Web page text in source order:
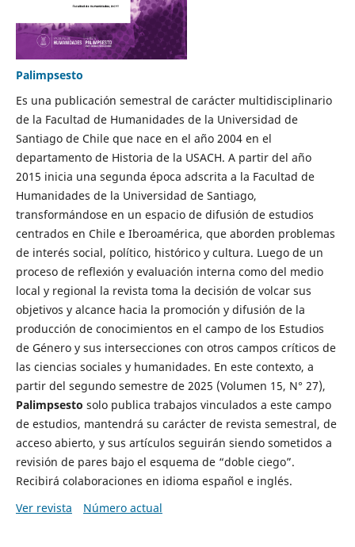
Palimpsesto
Es una publicación semestral de carácter multidisciplinario
de la Facultad de Humanidades de la Universidad de
Santiago de Chile que nace en el año 2004 en el
departamento de Historia de la USACH. A partir del año
2015 inicia una segunda época adscrita a la Facultad de
Humanidades de la Universidad de Santiago,
transformándose en un espacio de difusión de estudios
centrados en Chile e Iberoamérica, que aborden problemas
de interés social, político, histórico y cultura. Luego de un
proceso de reflexión y evaluación interna como del medio
local y regional la revista toma la decisión de volcar sus
objetivos y alcance hacia la promoción y difusión de la
producción de conocimientos en el campo de los Estudios
de Género y sus intersecciones con otros campos críticos de
las ciencias sociales y humanidades. En este contexto, a
partir del segundo semestre de 2025 (Volumen 15, N° 27),
Palimpsesto solo publica trabajos vinculados a este campo
de estudios, mantendrá su carácter de revista semestral, de
acceso abierto, y sus artículos seguirán siendo sometidos a
revisión de pares bajo el esquema de “doble ciego”.
Recibirá colaboraciones en idioma español e inglés.
Ver revista
Número actual